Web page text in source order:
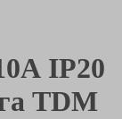
IP20
TDM